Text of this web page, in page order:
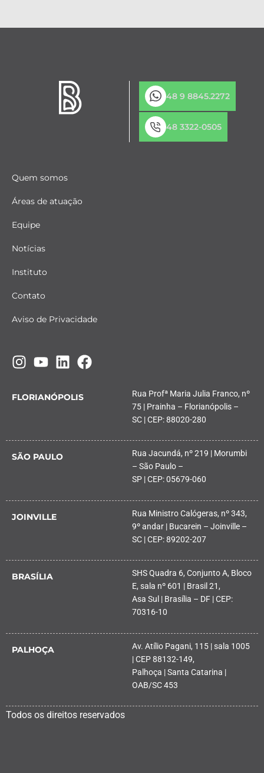
48 9 8845.2272
48 3322-0505
Quem somos
Áreas de atuação
Equipe
Notícias
Instituto
Contato
Aviso de Privacidade
FLORIANÓPOLIS
Rua Profª Maria Julia Franco, nº
75 | Prainha – Florianópolis –
SC | CEP: 88020-280
SÃO PAULO
Rua Jacundá, nº 219 | Morumbi
– São Paulo –
SP | CEP: 05679-060
JOINVILLE
Rua Ministro Calógeras, nº 343,
9º andar | Bucarein – Joinville –
SC | CEP: 89202-207
BRASÍLIA
SHS Quadra 6, Conjunto A, Bloco
E, sala nº 601 | Brasil 21,
Asa Sul | Brasília – DF | CEP:
70316-10
PALHOÇA
Av. Atílio Pagani, 115 | sala 1005
| CEP 88132-149,
Palhoça | Santa Catarina |
OAB/SC 453
Todos os direitos reservados